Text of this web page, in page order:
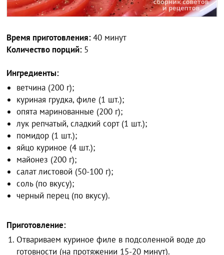
Время приготовления:40 минут
Количество порций: 5
Ингредиенты:
ветчина (200 г);
куриная грудка, филе (1 шт.);
опята маринованные (200 г);
лук репчатый, сладкий сорт (1 шт.);
помидор (1 шт.);
яйцо куриное (4 шт.);
майонез (200 г);
салат листовой (50-100 г);
соль (по вкусу);
черный перец (по вкусу).
Приготовление:
Отвариваем куриное филе в подсоленной воде до
готовности (на протяжении 15-20 минут).